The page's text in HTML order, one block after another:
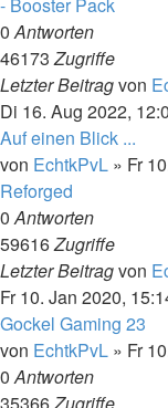
0Antworten
46173Zugriffe
Letzter Beitragvon
Di 16. Aug 2022,
Auf einen Blick ...
von EchtkPvL » Fr
Reforged
0Antworten
59616Zugriffe
Letzter Beitragvon
Fr 10. Jan 2020,
Gockel Gaming 23
von EchtkPvL » Fr
0Antworten